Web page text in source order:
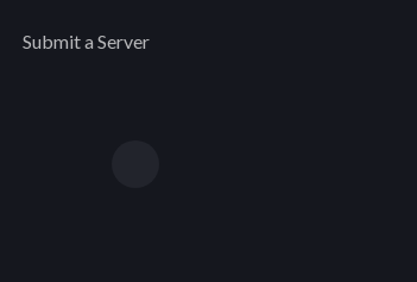
Submit a Server